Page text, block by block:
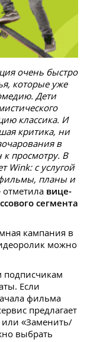
очень быстро
которые уже
Дети
классика. И
критика, ни
в
просмотру. В
Wink: с услугой
планы и
вице-
сегмента
кампания в
можно
подписчикам
Если
фильма
предлагает
«Заменить/
выбрать